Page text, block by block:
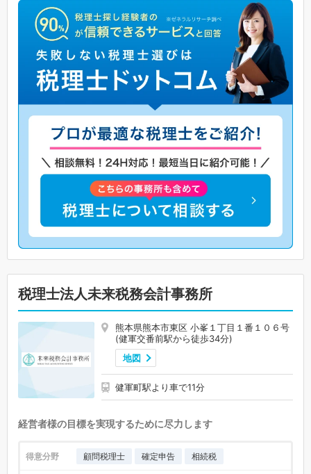
税理士法人未来税務会計事務所
熊本県熊本市東区 小峯１丁目１番１０６号
(健軍交番前駅から徒歩34分)
地図
健軍町駅より車で11分
経営者様の目標を実現するために尽力します
得意分野 顧問税理士 確定申告 相続税